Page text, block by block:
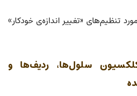
تنظیم‌های «تغییر اندازه‌ی خودکار»
کلکسیون سلول‌ها، ردیف‌ها و